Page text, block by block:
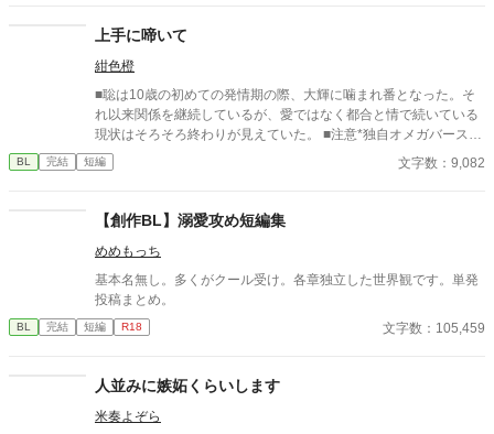
校で繰り広げられるダークファンタジー
上手に啼いて
紺色橙
■聡は10歳の初めての発情期の際、大輝に噛まれ番となった。そ
れ以来関係を継続しているが、愛ではなく都合と情で続いている
現状はそろそろ終わりが見えていた。 ■注意*独自オメガバース設
定。■『それは愛か本能か』と同じ世界設定です。関係は一切な
し。
BL 完結 短編 文字数：9,082
【創作BL】溺愛攻め短編集
めめもっち
基本名無し。多くがクール受け。各章独立した世界観です。単発
投稿まとめ。
BL 完結 短編 R18 文字数：105,459
人並みに嫉妬くらいします
米奏よぞら